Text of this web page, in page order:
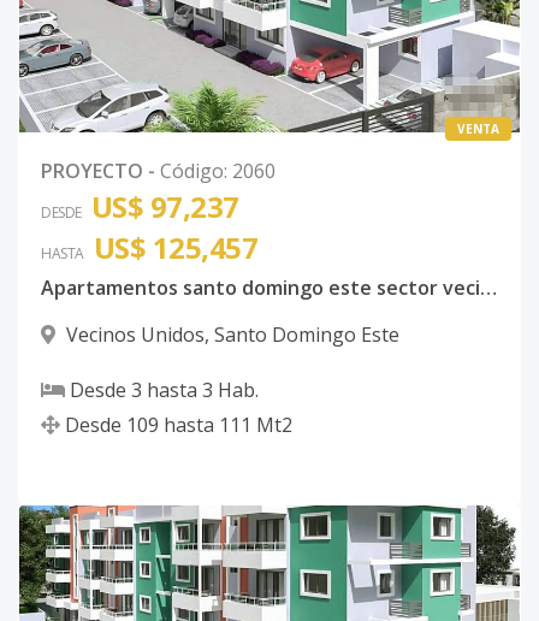
VENTA
PROYECTO - Código: 2060
DESDE US$ 97,237
HASTA US$ 125,457
Apartamentos santo domingo este sector vecinos unidos
Vecinos Unidos, Santo Domingo Este
Desde 3 hasta 3 Hab.
Desde 109 hasta 111 Mt2